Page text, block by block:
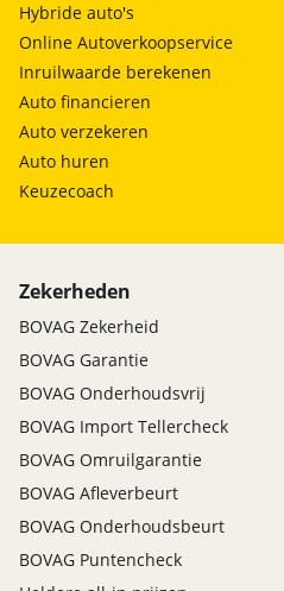
Hybride auto's
Online Autoverkoopservice
Inruilwaarde berekenen
Auto financieren
Auto verzekeren
Auto huren
Keuzecoach
Zekerheden
BOVAG Zekerheid
BOVAG Garantie
BOVAG Onderhoudsvrij
BOVAG Import Tellercheck
BOVAG Omruilgarantie
BOVAG Afleverbeurt
BOVAG Onderhoudsbeurt
BOVAG Puntencheck